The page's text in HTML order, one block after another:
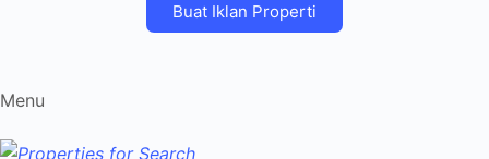
Buat Iklan Properti
Menu